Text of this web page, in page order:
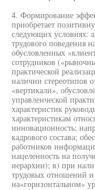
4. Формирование
приобретает
следующих условиях:
трудового поведения
обусловленных
сотрудников
практической
наличии стереотипов
«вертикали»,
управленческой
характеристик
характеристикам
инновационность;
кадрового состава;
работников
нацеленность на
иерархии); в) при
трудовых отношений и
на«горизонтальном»